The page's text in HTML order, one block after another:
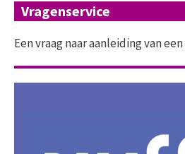
Vragenservice
Een vraag naar aanleiding van